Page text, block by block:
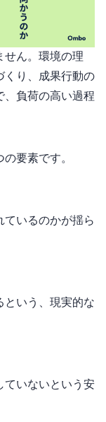
せん。環境の理
くり、成果行動の
、負荷の高い過程
要素です。
ているのかが揺ら
という、現実的な
ていないという安